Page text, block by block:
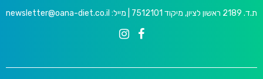
ת.ד. 2189 ראשון לציון, מיקוד 7512101 | מייל: newsletter@oana-diet.co.il